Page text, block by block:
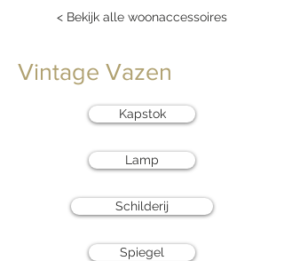
< Bekijk alle woonaccessoires
Vintage Vazen
Kapstok
Lamp
Schilderij
Spiegel